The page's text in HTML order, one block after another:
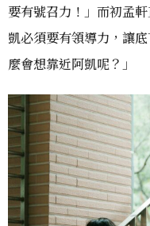
要有號召力！」而初孟
凱必須要有領導力，讓
麼會想靠近阿凱呢？」